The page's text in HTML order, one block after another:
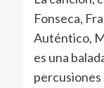
Fonseca,
Auténtico,
es una
percusiones